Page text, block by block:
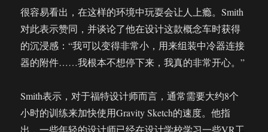
很容易看出，在这样的环境中玩耍会让人上瘾。Smith
对此表示赞同，并谈论了他在设计这款概念车时获得
的沉浸感：“我可以变得非常小，用来组装中冷器连接
器的附件……我根本不想停下来，我真的非常开心。”
Smith表示，对于福特设计师而言，通常需要大约8个
小时的训练来加快使用Gravity Sketch的速度。他指
出，一些年轻的设计师已经在设计学校学习一些VR工